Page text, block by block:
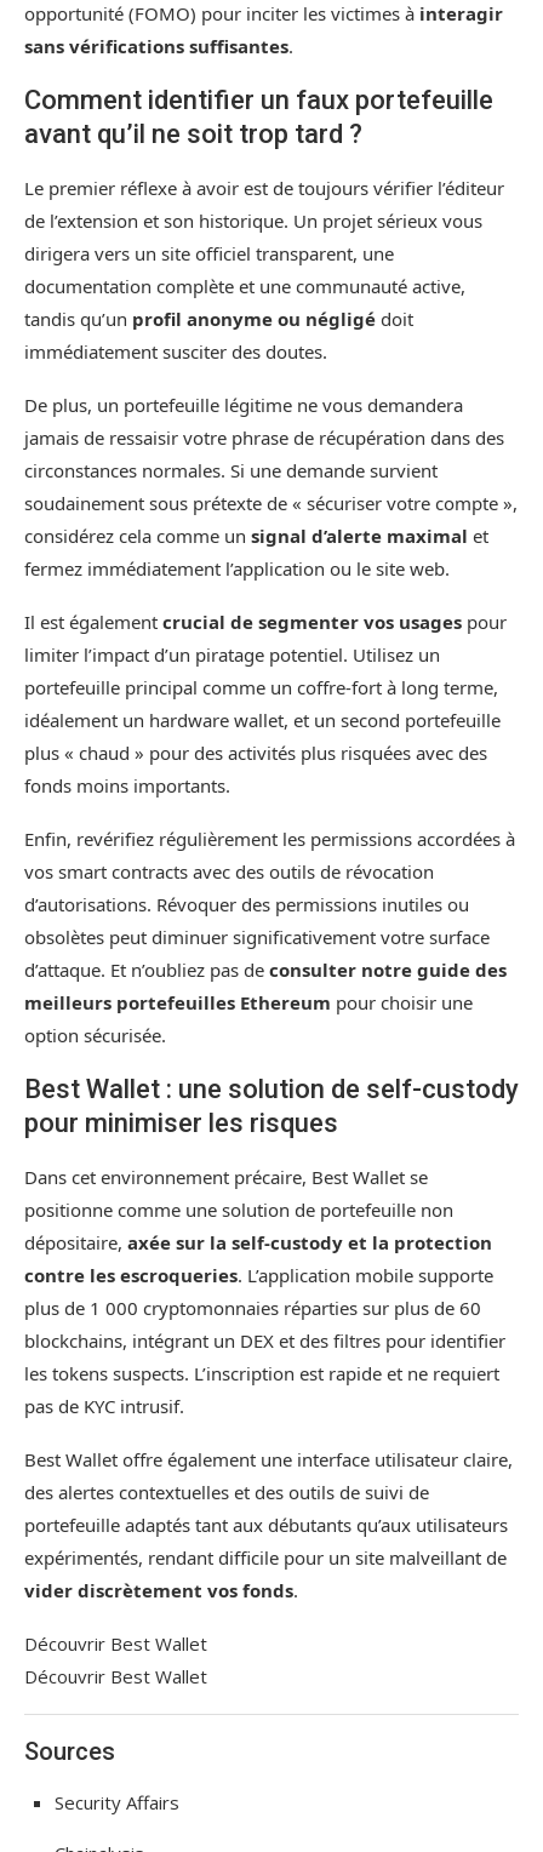
opportunité (FOMO) pour inciter les victimes à interagir
sans vérifications suffisantes.
Comment identifier un faux portefeuille
avant qu’il ne soit trop tard ?
Le premier réflexe à avoir est de toujours vérifier l’éditeur
de l’extension et son historique. Un projet sérieux vous
dirigera vers un site officiel transparent, une
documentation complète et une communauté active,
tandis qu’un profil anonyme ou négligé doit
immédiatement susciter des doutes.
De plus, un portefeuille légitime ne vous demandera
jamais de ressaisir votre phrase de récupération dans des
circonstances normales. Si une demande survient
soudainement sous prétexte de « sécuriser votre compte »,
considérez cela comme un signal d’alerte maximal et
fermez immédiatement l’application ou le site web.
Il est également crucial de segmenter vos usages pour
limiter l’impact d’un piratage potentiel. Utilisez un
portefeuille principal comme un coffre-fort à long terme,
idéalement un hardware wallet, et un second portefeuille
plus « chaud » pour des activités plus risquées avec des
fonds moins importants.
Enfin, revérifiez régulièrement les permissions accordées à
vos smart contracts avec des outils de révocation
d’autorisations. Révoquer des permissions inutiles ou
obsolètes peut diminuer significativement votre surface
d’attaque. Et n’oubliez pas de consulter notre guide des
meilleurs portefeuilles Ethereum pour choisir une
option sécurisée.
Best Wallet : une solution de self-custody
pour minimiser les risques
Dans cet environnement précaire, Best Wallet se
positionne comme une solution de portefeuille non
dépositaire, axée sur la self-custody et la protection
contre les escroqueries. L’application mobile supporte
plus de 1 000 cryptomonnaies réparties sur plus de 60
blockchains, intégrant un DEX et des filtres pour identifier
les tokens suspects. L’inscription est rapide et ne requiert
pas de KYC intrusif.
Best Wallet offre également une interface utilisateur claire,
des alertes contextuelles et des outils de suivi de
portefeuille adaptés tant aux débutants qu’aux utilisateurs
expérimentés, rendant difficile pour un site malveillant de
vider discrètement vos fonds.
Découvrir Best Wallet
Découvrir Best Wallet
Sources
Security Affairs